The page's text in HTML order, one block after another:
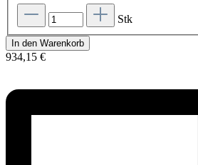
Stk
In den Warenkorb
934,15 €